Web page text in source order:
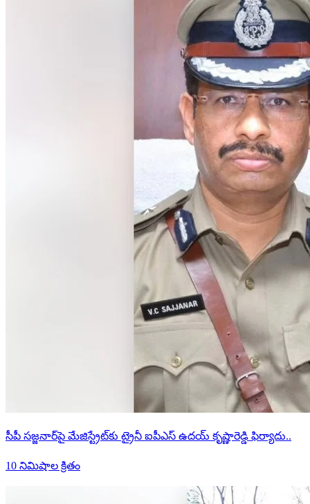
సీపీ సజ్జనార్‌పై మేజిస్ట్రేట్‌కు ట్రైనీ ఐపీఎస్ ఉదయ్ కృష్ణారెడ్డి ఫిర్యాదు..
10 నిమిషాల క్రితం